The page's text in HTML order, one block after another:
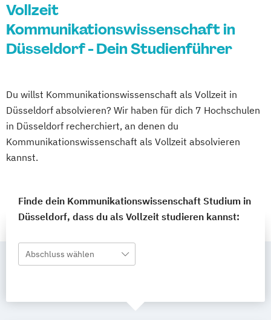
Vollzeit
Kommunikationswissenschaft in
Düsseldorf - Dein Studienführer
Du willst Kommunikationswissenschaft als Vollzeit in
Düsseldorf absolvieren? Wir haben für dich 7 Hochschulen
in Düsseldorf recherchiert, an denen du
Kommunikationswissenschaft als Vollzeit absolvieren
kannst.
Finde dein Kommunikationswissenschaft Studium in
Düsseldorf, dass du als Vollzeit studieren kannst:
Abschluss wählen